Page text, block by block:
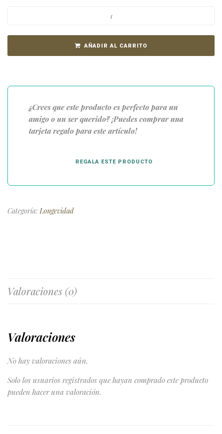
AÑADIR AL CARRITO
¿Crees que este producto es perfecto para un
amigo o un ser querido? ¡Puedes comprar una
tarjeta regalo para este artículo!
REGALA ESTE PRODUCTO
Categoría:Longevidad
Valoraciones (0)
Valoraciones
No hay valoraciones aún.
Solo los usuarios registrados que hayan comprado este producto
pueden hacer una valoración.